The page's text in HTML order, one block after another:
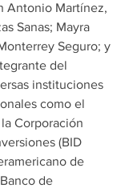
Antonio Martínez,
Sanas; Mayra
Seguro; y
del
instituciones
como el
Corporación
(BID
de
de